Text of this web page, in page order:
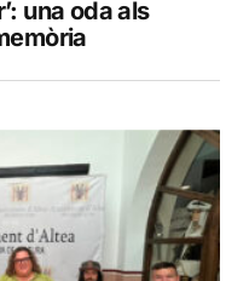
una oda als